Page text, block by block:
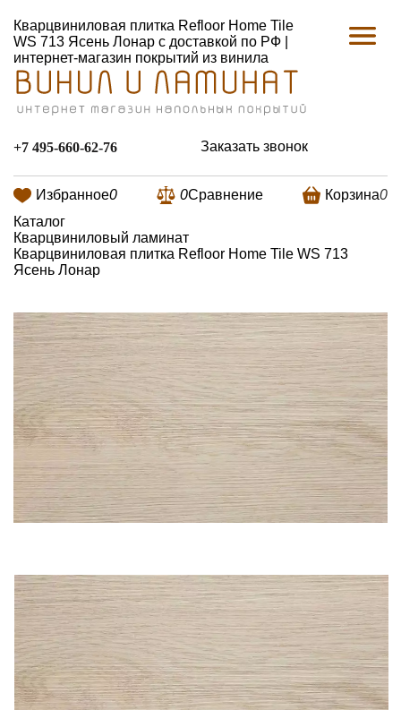
Кварцвиниловая плитка Refloor Home Tile
WS 713 Ясень Лонар с доставкой по РФ |
интернет-магазин покрытий из винила
+7 495-660-62-76 Заказать звонок
Избранное0 0Сравнение Корзина0
Каталог
Кварцвиниловый ламинат
Кварцвиниловая плитка Refloor Home Tile WS 713
Ясень Лонар